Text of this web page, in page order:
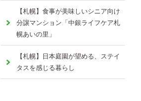
【札幌】食事が美味しいシニア向け
分譲マンション「中銀ライフケア札
幌あいの里」
【札幌】日本庭園が望める、ステイ
タスを感じる暮らし